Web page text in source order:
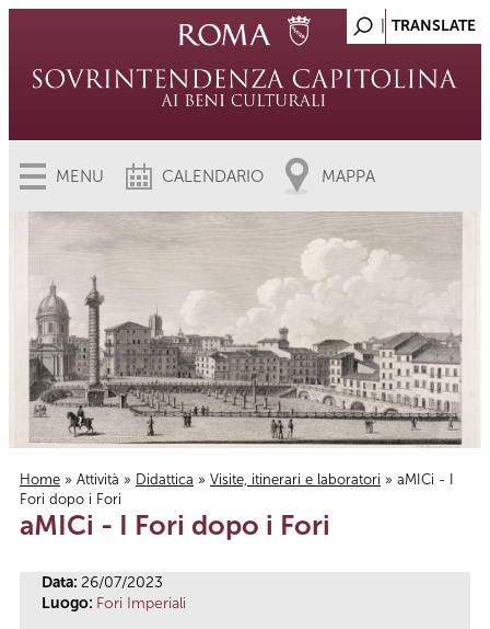
MENU CALENDARIO MAPPA
Tu sei qui
Home » Attività » Didattica » Visite, itinerari e laboratori » aMICi - I
Fori dopo i Fori
aMICi - I Fori dopo i Fori
Data: 26/07/2023
Luogo: Fori Imperiali